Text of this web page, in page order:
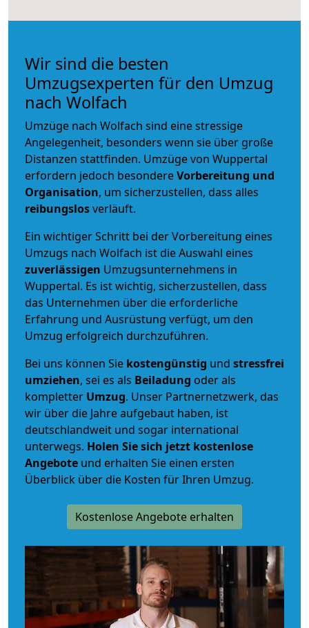
Wir sind die besten
Umzugsexperten für den Umzug
nach Wolfach
Umzüge nach Wolfach sind eine stressige
Angelegenheit, besonders wenn sie über große
Distanzen stattfinden. Umzüge von Wuppertal
erfordern jedoch besondereVorbereitung und
Organisation, um sicherzustellen, dass alles
reibungslosverläuft.
Ein wichtiger Schritt bei der Vorbereitung eines
Umzugs nach Wolfach ist die Auswahl eines
zuverlässigen Umzugsunternehmens in
Wuppertal. Es ist wichtig, sicherzustellen, dass
das Unternehmen über die erforderliche
Erfahrung und Ausrüstung verfügt, um den
Umzug erfolgreich durchzuführen.
Bei uns können Sie kostengünstig und stressfrei
umziehen, sei es als Beiladung oder als
kompletter Umzug. Unser Partnernetzwerk, das
wir über die Jahre aufgebaut haben, ist
deutschlandweit und sogar international
unterwegs. Holen Sie sich jetzt kostenlose
Angebote und erhalten Sie einen ersten
Überblick über die Kosten für Ihren Umzug.
Kostenlose Angebote erhalten